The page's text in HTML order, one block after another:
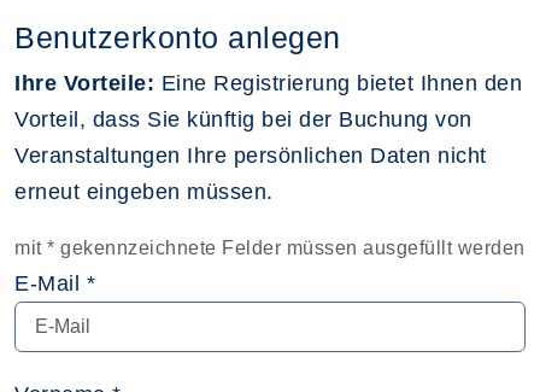
Benutzerkonto anlegen
Ihre Vorteile: Eine Registrierung bietet Ihnen den
Vorteil, dass Sie künftig bei der Buchung von
Veranstaltungen Ihre persönlichen Daten nicht
erneut eingeben müssen.
mit * gekennzeichnete Felder müssen ausgefüllt werden
E-Mail *